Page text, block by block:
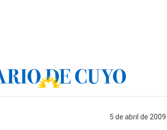
5 de abril de